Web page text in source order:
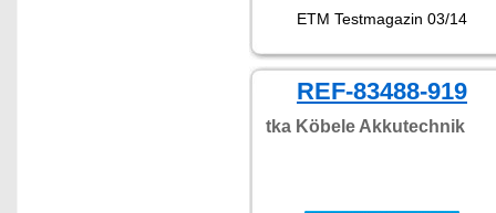
ETM Testmagazin 03/14
REF-83488-919
tka Köbele Akkutechnik